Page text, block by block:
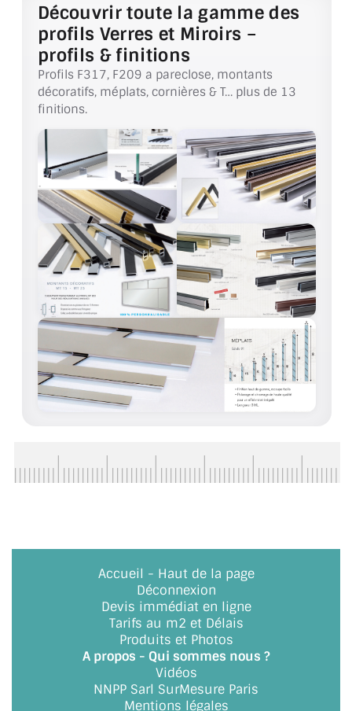
VERRE FEUILLETÉ
VERRE ANTI-REFLET
VERRE LAQUÉ/CRÉDENCE
VERRE FEUILLETÉ/TREMPÉ
DALLE DE SOL EN VERRE
PORTE EN VERRE
GARDE CORPS EN VERRE
VERRIÈRE TYPE ATELIER
VERRES TEXTURÉS
PLEXIGLAS PMMA
DOUBLE VITRAGE
ACCESSOIRES & QUINCAILLERIE
VITRINE EN VERRE
CONNECTEURS ET ASSEMBLAGE DE VERRES
PLATS ET CORNIÈRES
LES CHARNIÈRES DE PORTE EN VERRE
BOUTONS ET POIGNÉES
Découvrir toute la gamme des
profils Verres et Miroirs –
profils & finitions
Profils F317, F209 a pareclose, montants
décoratifs, méplats, cornières & T… plus de 13
finitions.
Accueil - Haut de la page
Déconnexion
Devis immédiat en ligne
Tarifs au m2 et Délais
Produits et Photos
A propos - Qui sommes nous ?
Vidéos
NNPP Sarl SurMesure Paris
Mentions légales